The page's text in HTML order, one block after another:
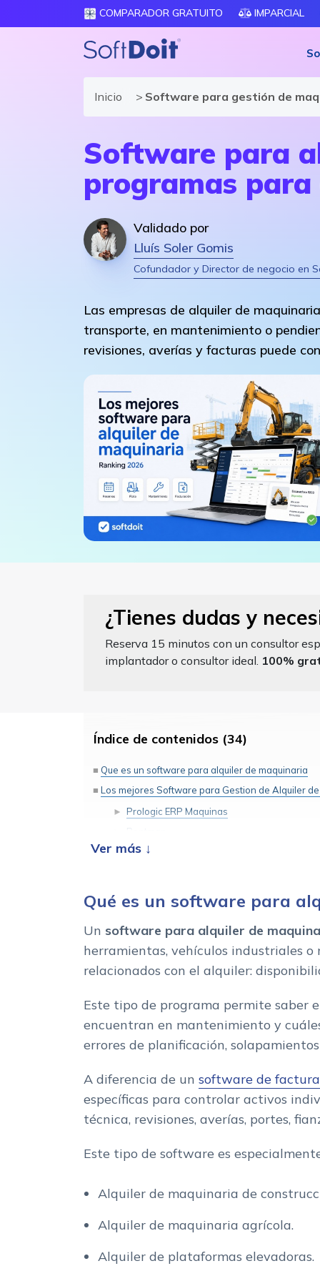
COMPARADOR GRATUITO IMPARCIAL
Inicio Software para gestión de
Software para
programas
Validado por
Lluís Soler Gomis
Cofundador y Director de negocio en
Las empresas de alquiler de
transporte, en mantenimiento o
revisiones, averías y facturas puede
¿Tienes dudas y
Reserva 15 minutos con un consultor
implantador o consultor ideal. 100%
Índice de contenidos (34)
Que es un software para alquiler de maquinaria
Los mejores Software para Gestion de Alquiler
Prologic ERP Maquinas
inspHire
Caracteristicas de un software de gestion de
Gestion de clientes y presupuestos
Gestion de contratos de alquiler
Control de disponibilidad y reservas
Gestion de flota y activos
Mantenimiento preventivo y correctivo
Logistica, entregas y recogidas
Informes y rentabilidad por maquina
Ventajas de utilizar un software para alquiler de
Como elegir el mejor software para tu empresa
Tipo de maquinaria
Disponibilidad y reservas
Facturacion
Qué es un software para
Un software para alquiler de
herramientas, vehículos industriales
relacionados con el alquiler:
Este tipo de programa permite saber
encuentran en mantenimiento y
errores de planificación,
A diferencia de un software de
específicas para controlar activos
técnica, revisiones, averías, portes,
Este tipo de software es
Alquiler de maquinaria de
Alquiler de maquinaria agrícola.
Alquiler de plataformas elevadoras.